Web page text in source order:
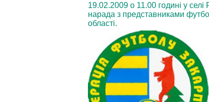
19.02.2009 о 11.00 годині у
нарада з представниками
області.